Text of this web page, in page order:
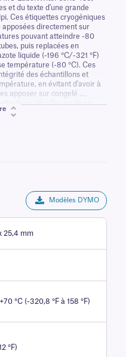
et du texte d'une grande
Ces étiquettes cryogéniques
directement sur
pouvant atteindre -80
puis replacées en
liquide (-196 °C/-321 °F)
température (-80 °C). Ces
des échantillons et
en évitant d'avoir à
apposer sur congelé .
de se décoller ou de se
d'azote liquide et
Modèles DYMO
25,4 mm
°C (-320,8 °F à 158 °F)
°F)